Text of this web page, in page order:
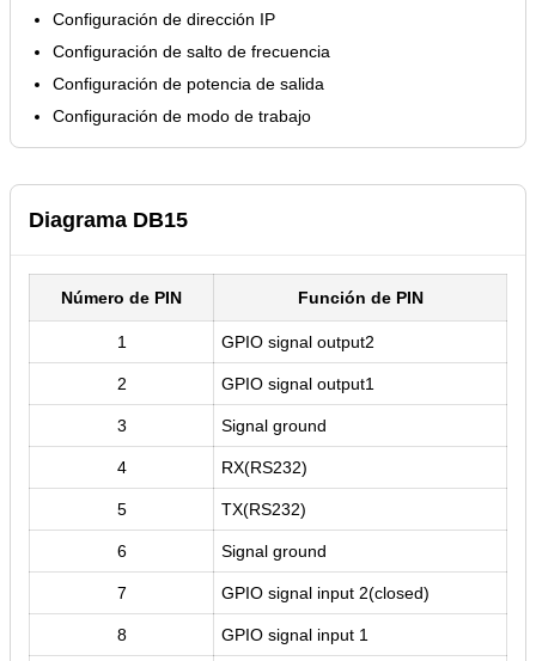
Configuración de dirección IP
Configuración de salto de frecuencia
Configuración de potencia de salida
Configuración de modo de trabajo
Diagrama DB15
Número de PIN Función de PIN
1 GPIO signal output2
2 GPIO signal output1
3 Signal ground
4 RX(RS232)
5 TX(RS232)
6 Signal ground
7 GPIO signal input 2(closed)
8 GPIO signal input 1